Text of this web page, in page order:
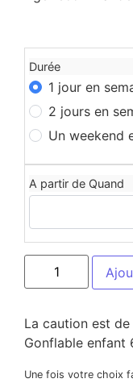
Durée
1 jour en
2 jours en
Un weekend
A partir de Quand
La caution est
Gonflable enfant
Une fois votre choix